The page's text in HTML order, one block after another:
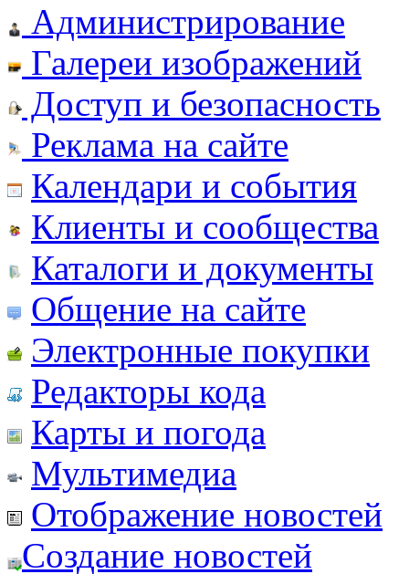
Администрирование
Галереи изображений
Доступ и безопасность
Реклама на сайте
Календари и события
Клиенты и сообщества
Каталоги и документы
Общение на сайте
Электронные покупки
Редакторы кода
Карты и погода
Мультимедиа
Отображение новостей
Создание новостей